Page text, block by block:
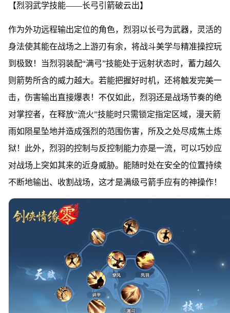
【烈羽武学技能——长弓引箭破云出】
作为外功远程输出定位的角色，烈羽以长弓为武器，灵活的
身法使其能在战场之上游刃有余，将战斗美学与精准操控玩
到极致！当烈羽装配“满弓”技能处于远射状态时，蓄力越久
则箭势所含的威力越大。若能把握好时机，还将触发完美一
击，伤害输出直接爆表！不仅如此，烈羽还是战场节奏的绝
对掌控者，在释放“流火”技能时只需锁定指定区域，漫天箭
雨如陨星坠地并造成强烈的范围伤害，所及之处尽成焦土炼
狱！此外，烈羽的控制与反控制能力亦是一流，可以巧妙应
对战场上突如其来的近身威胁。能随时处在安全的位置持续
不断地输出、收割战场，这才是满级弓箭手应有的神操作！